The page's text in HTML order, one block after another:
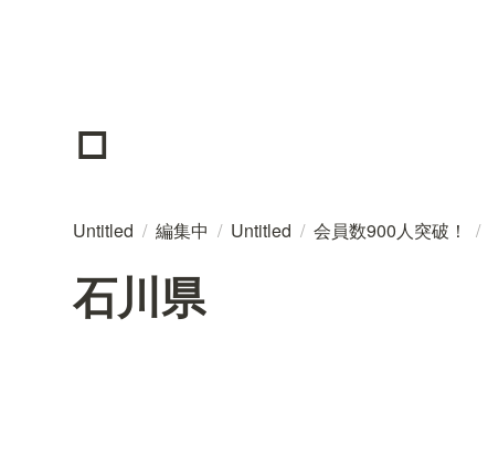
▫️
Untitled / 編集中 / Untitled / 会員数900人突破！ /
石川県